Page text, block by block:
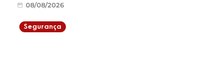
08/08/2026
Segurança